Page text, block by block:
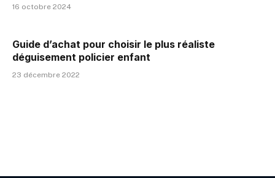
16 octobre 2024
Guide d’achat pour choisir le plus réaliste
déguisement policier enfant
23 décembre 2022